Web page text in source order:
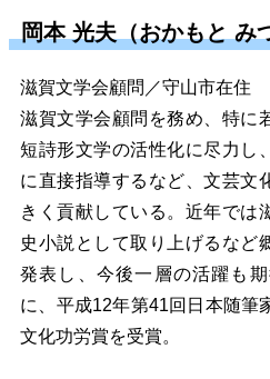
岡本 光夫（おかもと み
滋賀文学会顧問／守山市在住
滋賀文学会顧問を務め、特に
短詩形文学の活性化に尽力し
に直接指導するなど、文芸文
きく貢献している。近年では
史小説として取り上げるなど
発表し、今後一層の活躍も
に、平成12年第41回日本随筆
文化功労賞を受賞。